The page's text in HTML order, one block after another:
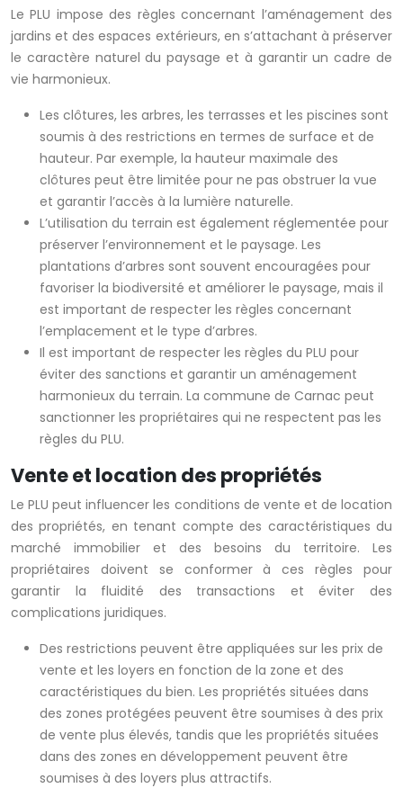
Le PLU impose des règles concernant l’aménagement des
jardins et des espaces extérieurs, en s’attachant à préserver
le caractère naturel du paysage et à garantir un cadre de
vie harmonieux.
Les clôtures, les arbres, les terrasses et les piscines sont
soumis à des restrictions en termes de surface et de
hauteur. Par exemple, la hauteur maximale des
clôtures peut être limitée pour ne pas obstruer la vue
et garantir l’accès à la lumière naturelle.
L’utilisation du terrain est également réglementée pour
préserver l’environnement et le paysage. Les
plantations d’arbres sont souvent encouragées pour
favoriser la biodiversité et améliorer le paysage, mais il
est important de respecter les règles concernant
l’emplacement et le type d’arbres.
Il est important de respecter les règles du PLU pour
éviter des sanctions et garantir un aménagement
harmonieux du terrain. La commune de Carnac peut
sanctionner les propriétaires qui ne respectent pas les
règles du PLU.
Vente et location des propriétés
Le PLU peut influencer les conditions de vente et de location
des propriétés, en tenant compte des caractéristiques du
marché immobilier et des besoins du territoire. Les
propriétaires doivent se conformer à ces règles pour
garantir la fluidité des transactions et éviter des
complications juridiques.
Des restrictions peuvent être appliquées sur les prix de
vente et les loyers en fonction de la zone et des
caractéristiques du bien. Les propriétés situées dans
des zones protégées peuvent être soumises à des prix
de vente plus élevés, tandis que les propriétés situées
dans des zones en développement peuvent être
soumises à des loyers plus attractifs.